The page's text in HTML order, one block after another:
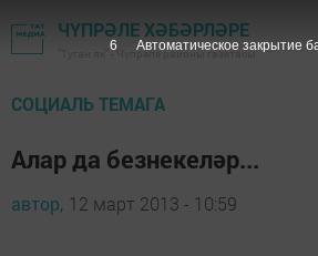
ЧҮПРӘЛЕ ХӘБӘРЛӘРЕ
"Туган як" - Чүпрәле районы газетасы
СОЦИАЛЬ ТЕМАГА
Алар да безнекеләр...
автор, 12 март 2013 - 10:59
6 Автоматическое закрытие